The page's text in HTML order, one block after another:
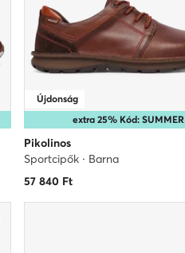
extra 25% Kód: SUMMER
Újdonság
Pikolinos
Sportcipők · Barna
57 840 Ft